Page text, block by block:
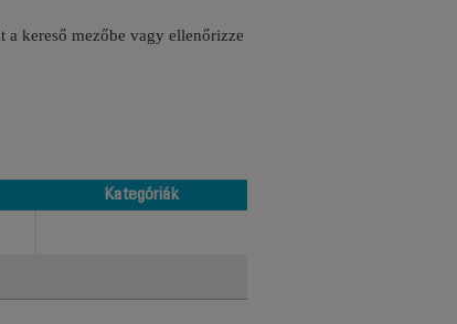
kereső mezőbe vagy ellenőrizze
Kategóriák